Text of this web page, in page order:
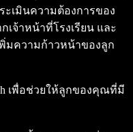
เมินความต้องการของ
จ้าหน้าที่โรงเรียน และ
มความก้าวหน้าของลูก
เพื่อช่วยให้ลูกของคุณที่มี